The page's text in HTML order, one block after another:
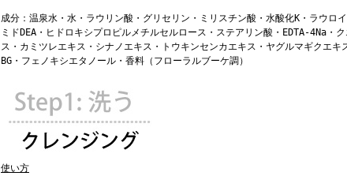
成分：温泉水・水・ラウリン酸・グリセリン・ミリスチン酸・水酸化K・ラウロ
ミドDEA・ヒドロキシプロピルメチルセルロース・ステアリン酸・EDTA-4Na・
ス・カミツレエキス・シナノエキス・トウキンセンカエキス・ヤグルマギクエキ
BG・フェノキシエタノール・香料（フローラルブーケ調）
使い方